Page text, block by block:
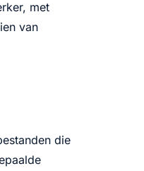
met
van
die